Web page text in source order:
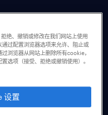
告.
球34个市场。每半年
绝、撤销或修改在我们网站上使用
过配置浏览器选项来允许、阻止或
浏览器从网站上删除所有cookie，
选项（接受、拒绝或撤销使用）。
设置